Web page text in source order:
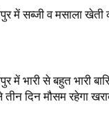
में सब्जी व मसाला खेती
में भारी से बहुत भारी
दिन मौसम रहेगा